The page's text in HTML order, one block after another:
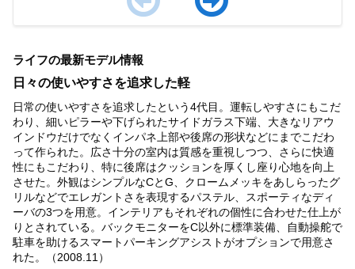
of
ライフの最新モデル情報
日々の使いやすさを追求した軽
日常の使いやすさを追求したという4代目。運転しやすさにもこだ
わり、細いピラーや下げられたサイドガラス下端、大きなリアウ
インドウだけでなくインパネ上部や後席の形状などにまでこだわ
って作られた。広さ十分の室内は質感を重視しつつ、さらに快適
性にもこだわり、特に後席はクッションを厚くし座り心地を向上
させた。外観はシンプルなCとG、クロームメッキをあしらったグ
リルなどでエレガントさを表現するパステル、スポーティなディ
ーバの3つを用意。インテリアもそれぞれの個性に合わせた仕上が
りとされている。バックモニターをC以外に標準装備、自動操舵で
駐車を助けるスマートパーキングアシストがオプションで用意さ
れた。（2008.11）